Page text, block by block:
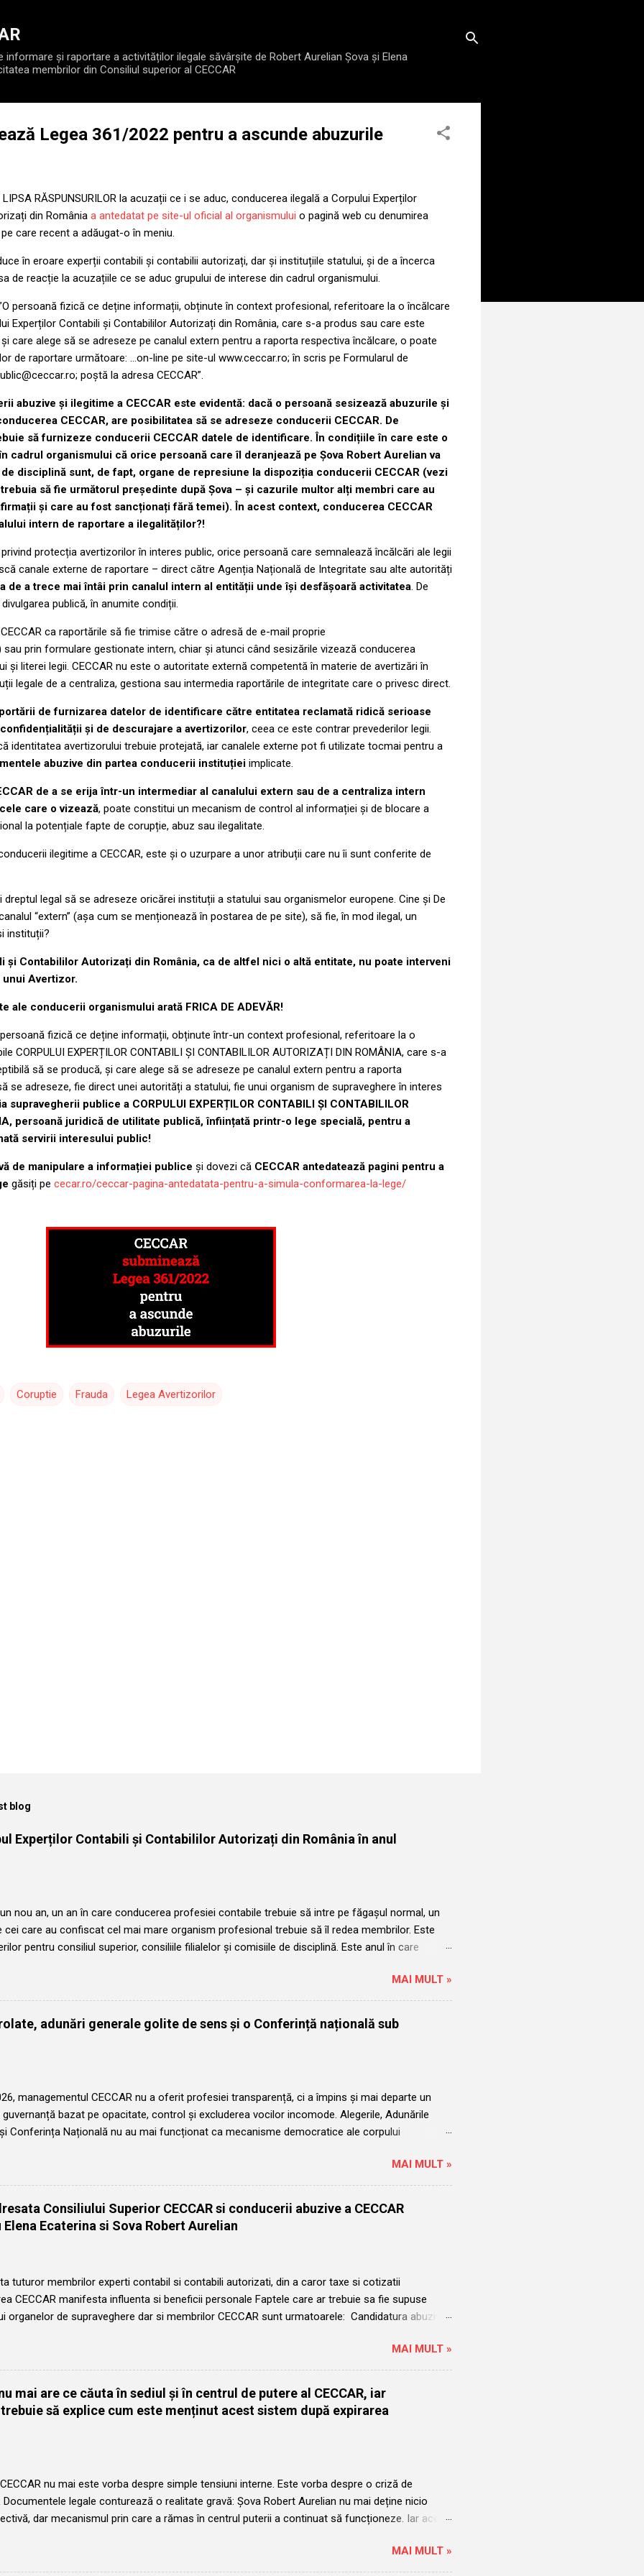
informare și raportare a activităților ilegale săvârșite de Robert Aurelian Șova și Elena
membrilor din Consiliul superior al CECCAR
Legea 361/2022 pentru a ascunde abuzurile
RĂSPUNSURILOR la acuzații ce i se aduc, conducerea ilegală a Corpului Experților
din România a antedatat pe site-ul oficial al organismului o pagină web cu denumirea
care recent a adăugat-o în meniu.
în eroare experții contabili și contabilii autorizați, dar și instituțiile statului, și de a încerca
de reacție la acuzațiile ce se aduc grupului de interese din cadrul organismului.
persoană fizică ce deține informații, obținute în context profesional, referitoare la o încălcare
Experților Contabili și Contabililor Autorizați din România, care s-a produs sau care este
care alege să se adreseze pe canalul extern pentru a raporta respectiva încălcare, o poate
de raportare următoare: ...on-line pe site-ul www.ceccar.ro; în scris pe Formularul de
poștă la adresa CECCAR”.
abuzive și ilegitime a CECCAR este evidentă: dacă o persoană sesizează abuzurile și
CECCAR, are posibilitatea să se adreseze conducerii CECCAR. De
să furnizeze conducerii CECCAR datele de identificare. În condițiile în care este o
cadrul organismului că orice persoană care îl deranjează pe Șova Robert Aurelian va
disciplină sunt, de fapt, organe de represiune la dispoziția conducerii CECCAR (vezi
să fie următorul președinte după Șova – și cazurile multor alți membri care au
și care au fost sancționați fără temei). În acest context, conducerea CECCAR
intern de raportare a ilegalităților?!
protecția avertizorilor în interes public, orice persoană care semnalează încălcări ale legii
canale externe de raportare – direct către Agenția Națională de Integritate sau alte autorități
de a trece mai întâi prin canalul intern al entității unde își desfășoară activitatea . De
publică, în anumite condiții.
ca raportările să fie trimise către o adresă de e-mail proprie
sau prin formulare gestionate intern, chiar și atunci când sesizările vizează conducerea
și literei legii. CECCAR nu este o autoritate externă competentă în materie de avertizări în
legale de a centraliza, gestiona sau intermedia raportările de integritate care o privesc direct.
de furnizarea datelor de identificare către entitatea reclamată ridică serioase
și de descurajare a avertizorilor, ceea ce este contrar prevederilor legii.
identitatea avertizorului trebuie protejată, iar canalele externe pot fi utilizate tocmai pentru a
abuzive din partea conducerii instituției implicate.
de a se erija într-un intermediar al canalului extern sau de a centraliza intern
care o vizează, poate constitui un mecanism de control al informației și de blocare a
la potențiale fapte de corupție, abuz sau ilegalitate.
ilegitime a CECCAR, este și o uzurpare a unor atribuții care nu îi sunt conferite de
legal să se adreseze oricărei instituții a statului sau organismelor europene. Cine și De
“extern” (așa cum se menționează în postarea de pe site), să fie, în mod ilegal, un
instituții?
și Contabililor Autorizați din România, ca de altfel nici o altă entitate, nu poate interveni
Avertizor.
ale conducerii organismului arată FRICA DE ADEVĂR!
fizică ce deține informații, obținute într-un context profesional, referitoare la o
CORPULUI EXPERȚILOR CONTABILI ȘI CONTABILILOR AUTORIZAȚI DIN ROMÂNIA, care s-a
să se producă, și care alege să se adreseze pe canalul extern pentru a raporta
se adreseze, fie direct unei autorități a statului, fie unui organism de supraveghere în interes
supravegherii publice a CORPULUI EXPERȚILOR CONTABILI ȘI CONTABILILOR
persoană juridică de utilitate publică, înființată printr-o lege specială, pentru a
servirii interesului public!
de manipulare a informației publice și dovezi că CECCAR antedatează pagini pentru a
găsiți pe cecar.ro/ceccar-pagina-antedatata-pentru-a-simula-conformarea-la-lege/
Coruptie Frauda Legea Avertizorilor
blog
Experților Contabili și Contabililor Autorizați din România în anul
nou an, un an în care conducerea profesiei contabile trebuie să intre pe făgașul normal, un
cei care au confiscat cel mai mare organism profesional trebuie să îl redea membrilor. Este
pentru consiliul superior, consiliile filialelor și comisiile de disciplină. Este anul în care
și vom comunica membrilor organismului perpetuarea rotației în funcții a acelorași
atât la nivel central cât și la nivel local. Fiecare membru al Corpului profesional are dreptul de
la conducerea acestuia, în mod democratic. Este anul în care președintele ales ilegal Șova
va trebui să ia o decizie grea pentru propria persoană: să accepte că a candidat ilegal în
MAI MULT »
adunări generale golite de sens și o Conferință națională sub
managementul CECCAR nu a oferit profesiei transparență, ci a împins și mai departe un
bazat pe opacitate, control și excluderea vocilor incomode. Alegerile, Adunările
Conferința Națională nu au mai funcționat ca mecanisme democratice ale corpului
consolidate în ultimul deceniu, a transformat lipsa de transparență în regulă. Alegerile
filialelor și comisiile de disciplină au fost coborâte la rangul unui exercițiu ținut departe de
profesional. Declarațiile de candidatură, care înainte de 2016 erau mediatizate în mod
publicate pe site-urile filialelor târziu, discret și cu numai 3 zile înainte de termenul-limită.
MAI MULT »
Consiliului Superior CECCAR si conducerii abuzive a CECCAR
Ecaterina si Sova Robert Aurelian
tuturor membrilor experti contabil si contabili autorizati, din a caror taxe si cotizatii
CECCAR manifesta influenta si beneficii personale Faptele care ar trebuie sa fie supuse
organelor de supraveghere dar si membrilor CECCAR sunt urmatoarele: Candidatura abuziva
CECCAR din 7 aprile 2025: Șova Robert Aurelian a fost ales în octombrie 2014 și a avut două
câte 4 ani. Cel de-al doilea mandat a încetat in octombrie 2022, când a început mandatul
președinte ales, domnul Bunea Ștefan, care a demisionat în februarie 2023 in urma
constate in contabilitatea CECCAR si ascunse de Sova Robert Aurelian care in acel moment
de vicepresedinte. Conform prevederilor legale, Șova Robert Aurelian putea ocupa funcția
MAI MULT »
mai are ce căuta în sediul și în centrul de putere al CECCAR, iar
să explice cum este menținut acest sistem după expirarea
nu mai este vorba despre simple tensiuni interne. Este vorba despre o criză de
Documentele legale conturează o realitate gravă: Șova Robert Aurelian nu mai deține nicio
dar mecanismul prin care a rămas în centrul puterii a continuat să funcționeze. Iar acest
Aurelian își anunța în cercurile de încredere continuitatea la conducerea Corpului
Apoi, oricine a încercat să conducă efectiv a ieșit din joc. Ștefan Mihu a devenit incomod
MAI MULT »